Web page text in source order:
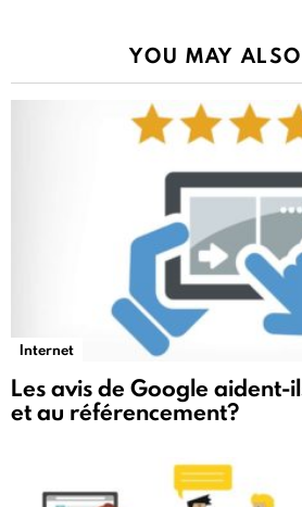
YOU MAY
Internet
Les avis de Google aident-
et au référencement?